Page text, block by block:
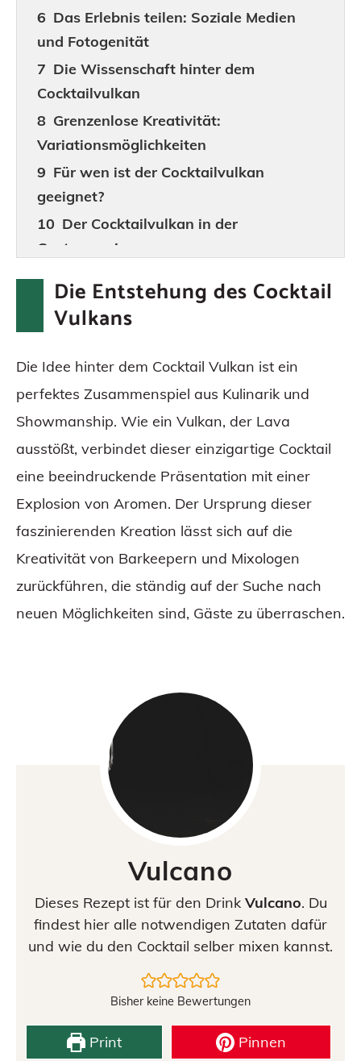
Das Erlebnis teilen: Soziale Medien
und Fotogenität
Die Wissenschaft hinter dem
Cocktailvulkan
Grenzenlose Kreativität:
Variationsmöglichkeiten
Für wen ist der Cocktailvulkan
geeignet?
Der Cocktailvulkan in der
Gastronomie
Bedenken
Die Zukunft des Cocktailvulkans
Die Entstehung des Cocktail
Vulkans
Die Idee hinter dem Cocktail Vulkan ist ein
perfektes Zusammenspiel aus Kulinarik und
Showmanship. Wie ein Vulkan, der Lava
ausstößt, verbindet dieser einzigartige Cocktail
eine beeindruckende Präsentation mit einer
Explosion von Aromen. Der Ursprung dieser
faszinierenden Kreation lässt sich auf die
Kreativität von Barkeepern und Mixologen
zurückführen, die ständig auf der Suche nach
neuen Möglichkeiten sind, Gäste zu überraschen.
Vulcano
Dieses Rezept ist für den Drink Vulcano. Du
findest hier alle notwendigen Zutaten dafür
und wie du den Cocktail selber mixen kannst.
Bisher keine Bewertungen
Print Pinnen